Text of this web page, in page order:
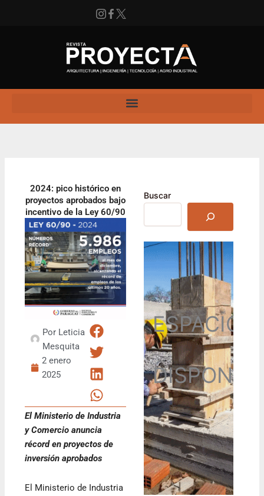
2024: pico histórico en
proyectos aprobados bajo
incentivo de la Ley 60/90
Por Leticia
Mesquita
2 enero
2025
El Ministerio de Industria
y Comercio anuncia
récord en proyectos de
inversión aprobados
El Ministerio de Industria
Buscar
ESPACIO
InstagramFacebook